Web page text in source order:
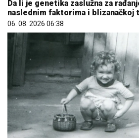
Da li je genetika zaslužna za
naslednim faktorima i blizanačkoj
06. 08. 2026 06:38